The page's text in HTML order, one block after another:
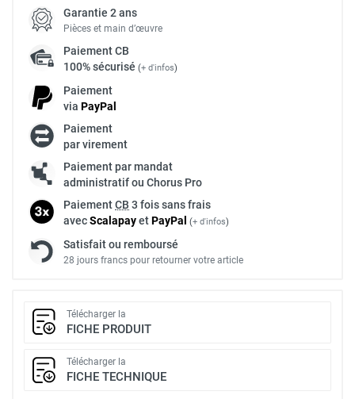
Garantie 2 ans
Pièces et main d’œuvre
PaiementCB
100% sécurisé (+ d'infos)
Paiement
via PayPal
Paiement
par virement
Paiement par mandat
administratif ou Chorus Pro
PaiementCB 3 fois sans frais
avecScalapayetPayPal (+ d'infos)
Satisfait ou remboursé
28 jours francs pour retourner votre article
Télécharger la
FICHE PRODUIT
Télécharger la
FICHE TECHNIQUE